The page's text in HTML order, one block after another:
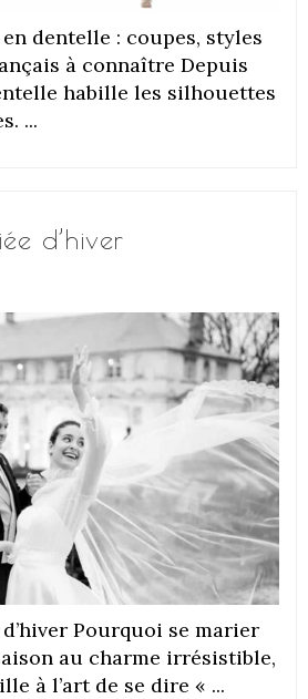
dentelle : coupes, styles
à connaître Depuis
habille les silhouettes
...
d’hiver
Pourquoi se marier
au charme irrésistible,
à l’art de se dire « ...